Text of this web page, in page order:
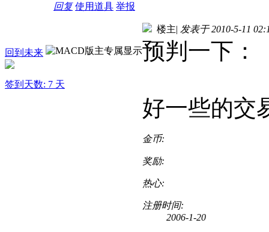
回复 使用道具 举报
回到未来
签到天数: 7 天
楼主| 发表于 2010-5-11
预判一下：
好一些的交
金币:
奖励:
热心:
注册时间:
2006-1-20